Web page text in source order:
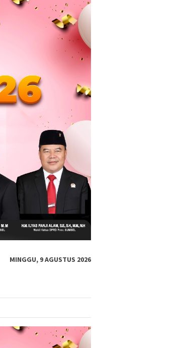
MINGGU, 9 AGUSTUS 2026